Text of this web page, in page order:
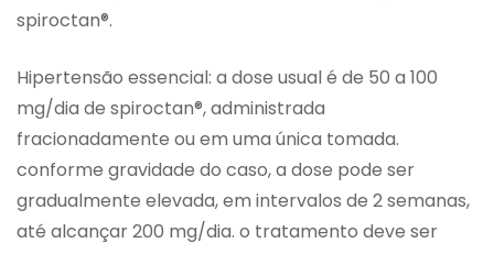
spiroctan®.
Hipertensão essencial: a dose usual é de 50 a 100
mg/dia de spiroctan®, administrada
fracionadamente ou em uma única tomada.
conforme gravidade do caso, a dose pode ser
gradualmente elevada, em intervalos de 2 semanas,
até alcançar 200 mg/dia. o tratamento deve ser